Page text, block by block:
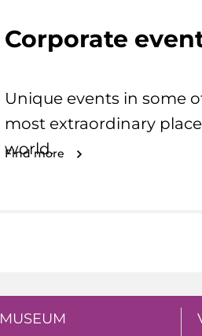
Corporate
Unique events in some
most extraordinary
world.
Find more
MUSEUM